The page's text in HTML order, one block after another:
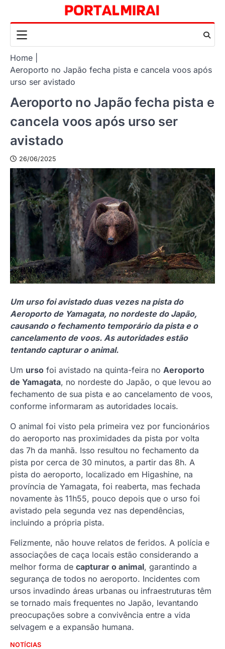
content
Home
Aeroporto no Japão fecha pista e cancela voos após
urso ser avistado
Aeroporto no Japão fecha pista e
cancela voos após urso ser
avistado
26/06/2025
Um urso foi avistado duas vezes na pista do
Aeroporto de Yamagata, no nordeste do Japão,
causando o fechamento temporário da pista e o
cancelamento de voos. As autoridades estão
tentando capturar o animal.
Um urso foi avistado na quinta-feira no Aeroporto
de Yamagata, no nordeste do Japão, o que levou ao
fechamento de sua pista e ao cancelamento de voos,
conforme informaram as autoridades locais.
O animal foi visto pela primeira vez por funcionários
do aeroporto nas proximidades da pista por volta
das 7h da manhã. Isso resultou no fechamento da
pista por cerca de 30 minutos, a partir das 8h. A
pista do aeroporto, localizado em Higashine, na
província de Yamagata, foi reaberta, mas fechada
novamente às 11h55, pouco depois que o urso foi
avistado pela segunda vez nas dependências,
incluindo a própria pista.
Felizmente, não houve relatos de feridos. A polícia e
associações de caça locais estão considerando a
melhor forma de capturar o animal, garantindo a
segurança de todos no aeroporto. Incidentes com
ursos invadindo áreas urbanas ou infraestruturas têm
se tornado mais frequentes no Japão, levantando
preocupações sobre a convivência entre a vida
selvagem e a expansão humana.
NOTÍCIAS